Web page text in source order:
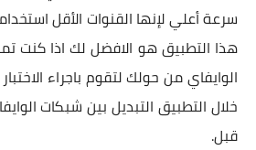
سرعة أعلي لإنها القنوات الأقل
هذا التطبيق هو الافضل لك اذا كنت
الوايفاي من حولك لتقوم باجراء
خلال التطبيق التبديل بين شبكات
قبل.